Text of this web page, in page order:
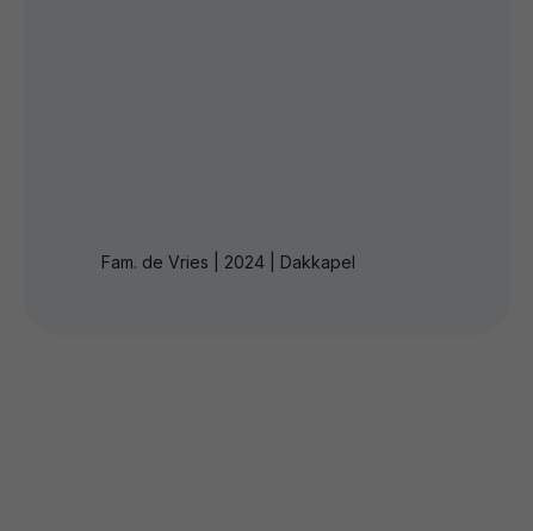
Fam. de Vries | 2024 | Dakkapel